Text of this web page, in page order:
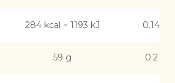
284 kcal = 1193 kJ 0.14
59 g 0.2